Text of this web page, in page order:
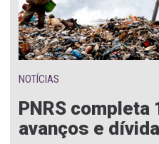
NOTÍCIAS
PNRS completa
avanços e